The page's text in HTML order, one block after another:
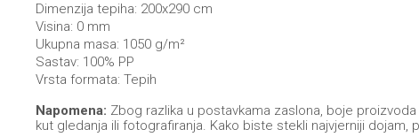
Dimenzija tepiha: 200x290 cm
Visina: 0 mm
Ukupna masa: 1050 g/m²
Sastav: 100% PP
Vrsta formata: Tepih
Napomena: Zbog razlika u postavkama zaslona, boje
kut gledanja ili fotografiranja. Kako biste stekli najvjerniji